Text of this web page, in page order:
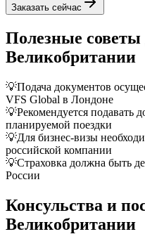
Заказать сейчас
Полезные советы
Великобритании
💡Подача документов
VFS Global в Лондоне
💡Рекомендуется подавать
планируемой поездки
💡Для бизнес-визы
российской компании
💡Страховка должна быть
России
Консульства и
Великобритании